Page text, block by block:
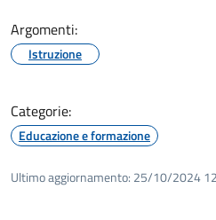
Argomenti:
Istruzione
Categorie:
Educazione e formazione
Ultimo aggiornamento: 25/10/2024